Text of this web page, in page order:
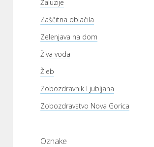
Žaluzije
Zaščitna oblačila
Zelenjava na dom
Živa voda
Žleb
Zobozdravnik Ljubljana
Zobozdravstvo Nova Gorica
Oznake